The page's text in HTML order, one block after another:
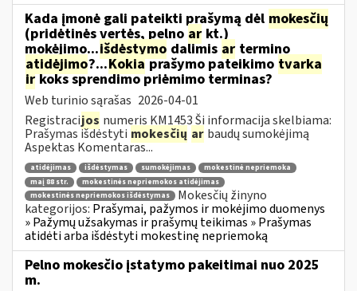
Kada įmonė gali pateikti prašymą dėl mokesčių
(pridėtinės vertės, pelno ar kt.)
mokėjimo...išdėstymo dalimis ar termino
atidėjimo?...Kokiaprašymo pateikimo tvarka
irkoks sprendimo priėmimo terminas?
Web turinio sąrašas 2026-04-01
Registracijos numeris KM1453 Ši informacija skelbiama:
Prašymas išdėstyti mokesčių ar baudų sumokėjimą
Aspektas Komentaras...
atidėjimas išdėstymas sumokėjimas
mokestinė nepriemoka
maį 88 str.
mokestinės nepriemokos atidėjimas
mokestinės nepriemokos išdėstymas
Mokesčių žinyno
kategorijos: Prašymai, pažymos ir mokėjimo duomenys
» Pažymų užsakymas ir prašymų teikimas » Prašymas
atidėti arba išdėstyti mokestinę nepriemoką
Pelno mokesčio įstatymo pakeitimai nuo 2025
m.